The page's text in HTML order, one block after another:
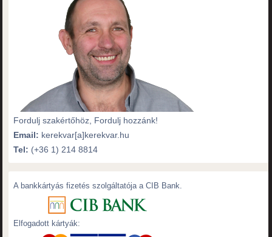
Fordulj szakértőhöz, Fordulj hozzánk!
Email: kerekvar[a]kerekvar.hu
Tel: (+36 1) 214 8814
A bankkártyás fizetés szolgáltatója a CIB Bank.
Elfogadott kártyák: